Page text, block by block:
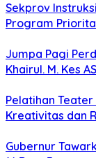
Sekprov
Program
Jumpa Pagi
Khairul. M. Kes
Pelatihan Teater
Kreativitas dan
Gubernur